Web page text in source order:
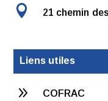
 21 chemin
Liens utiles
9 COFRAC